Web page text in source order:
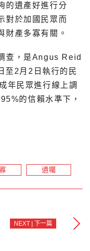
的遺產好進行分
對於加國民眾而
財產多寡有關。
查，是Angus Reid
至2月2日執行的民
年民眾進行線上調
的信賴水準下，
遺囑
NEXT | 下一篇